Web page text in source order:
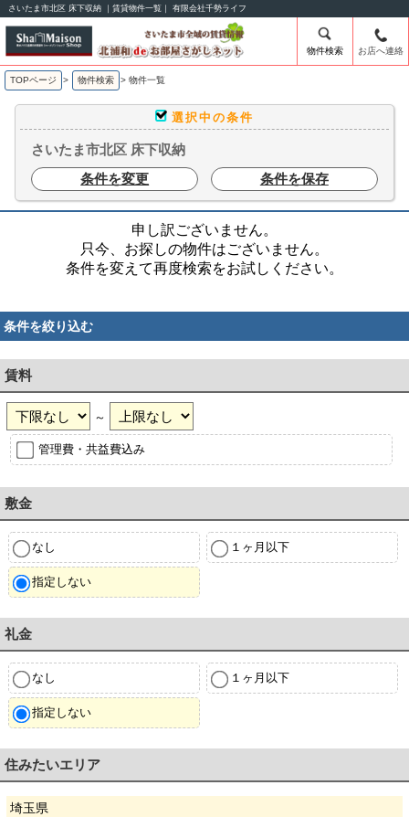
さいたま市北区 床下収納 ｜賃貸物件一覧｜ 有限会社千勢ライフ
物件検索 お店へ連絡
TOPページ > 物件検索 > 物件一覧
選択中の条件
さいたま市北区 床下収納
条件を変更
条件を保存
申し訳ございません。
只今、お探しの物件はございません。
条件を変えて再度検索をお試しください。
条件を絞り込む
賃料
～
管理費・共益費込み
敷金
なし １ヶ月以下
指定しない
礼金
なし １ヶ月以下
指定しない
住みたいエリア
埼玉県